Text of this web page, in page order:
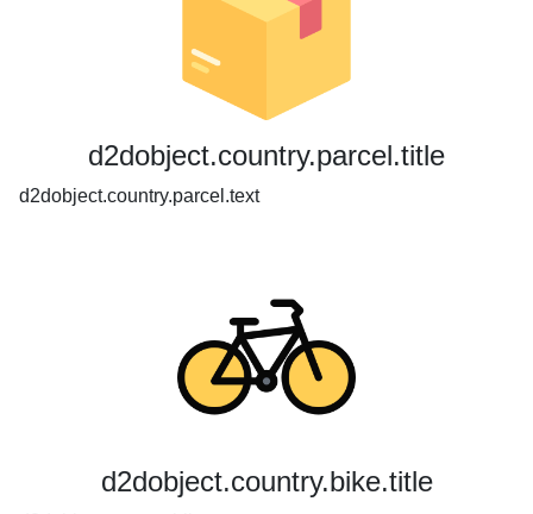
d2dobject.country.parcel.title
d2dobject.country.parcel.text
d2dobject.country.bike.title